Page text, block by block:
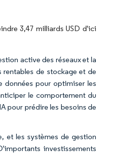
3,47 milliards USD d'ici
active des réseaux et la
de stockage et de
données pour optimiser les
le comportement du
pour prédire les besoins de
et les systèmes de gestion
investissements